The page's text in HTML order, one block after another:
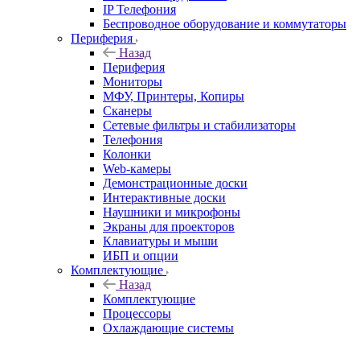
IP Телефония
Беспроводное оборудование и коммутаторы
Периферия
Назад
Периферия
Мониторы
МФУ, Принтеры, Копиры
Сканеры
Сетевые фильтры и стабилизаторы
Телефония
Колонки
Web-камеры
Демонстрационные доски
Интерактивные доски
Наушники и микрофоны
Экраны для проекторов
Клавиатуры и мыши
ИБП и опции
Комплектующие
Назад
Комплектующие
Процессоры
Охлаждающие системы